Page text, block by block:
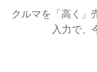
クルマを「高く」
入力で、